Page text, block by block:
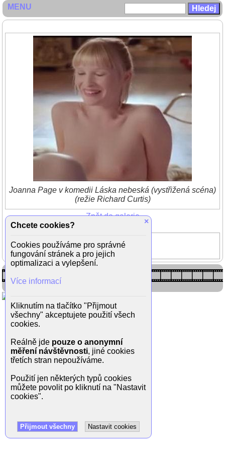
Joanna Page v komedii Láska nebeská (vystřižená scéna)
(režie Richard Curtis)
Zpět do galerie
Láska nebeská
Joanna Page
MENU
×
Chcete cookies?
Cookies používáme pro správné
fungování stránek a pro jejich
optimalizaci a vylepšení.
Více informací
Kliknutím na tlačítko "Přijmout
všechny" akceptujete použití všech
cookies.
Reálně jde pouze o anonymní
měření návštěvnosti, jiné cookies
třetích stran nepoužíváme.
Použití jen některých typů cookies
můžete povolit po kliknutí na "Nastavit
cookies".
Přijmout všechny Nastavit cookies